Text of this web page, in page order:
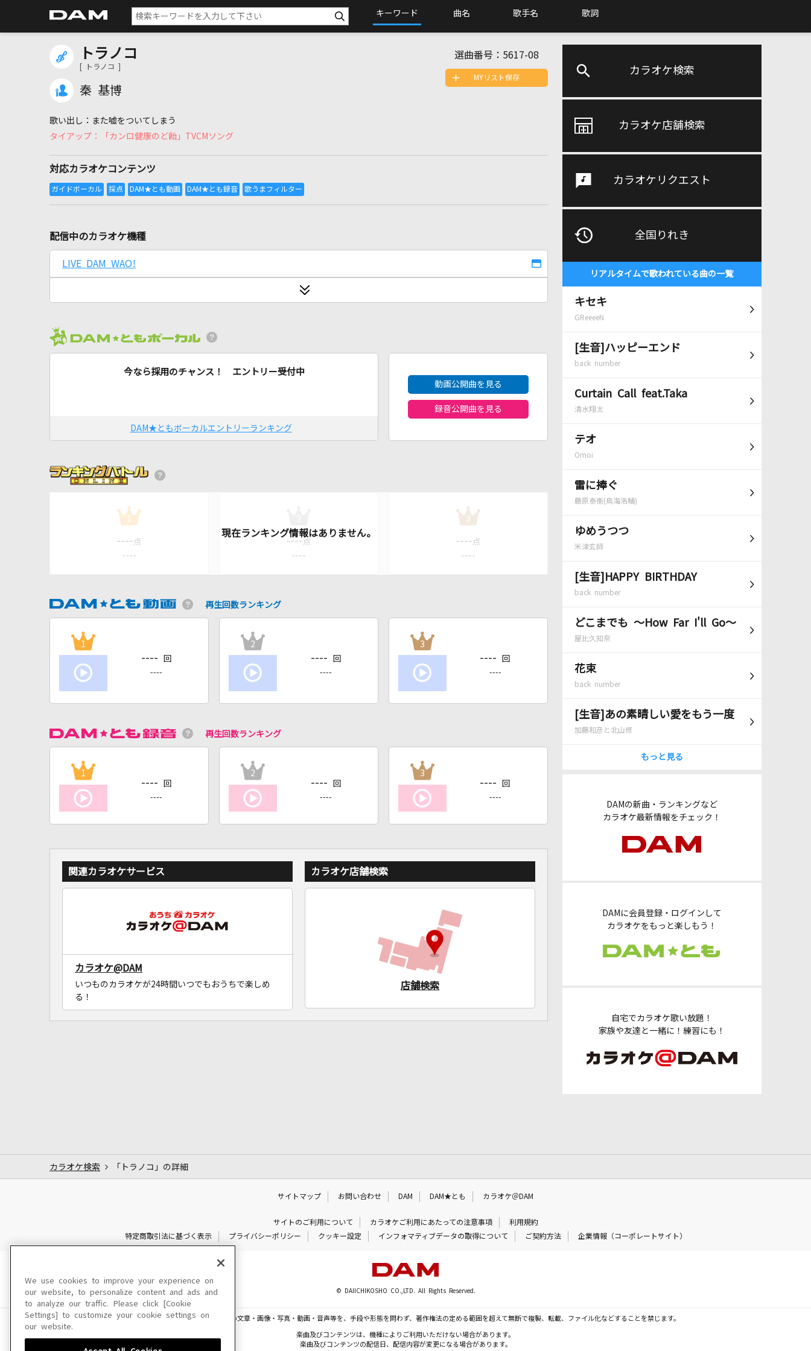
キーワード 曲名 歌手名 歌詞
カラオケ検索
カラオケ店舗検索
カラオケリクエスト
全国りれき
リアルタイムで歌われている曲の一覧
キセキ
GReeeeN
[生音]ハッピーエンド
back number
Curtain Call feat.Taka
清水翔太
テオ
Omoi
雷に捧ぐ
藤原泰衡(鳥海浩輔)
ゆめうつつ
米津玄師
[生音]HAPPY BIRTHDAY
back number
どこまでも ～How Far I'll Go～
屋比久知奈
花束
back number
[生音]あの素晴しい愛をもう一度
加藤和彦と北山修
もっと見る
DAMの新曲・ランキングなど
カラオケ最新情報をチェック！
DAMに会員登録・ログインして
カラオケをもっと楽しもう！
自宅でカラオケ歌い放題！
家族や友達と一緒に！練習にも！
トラノコ
[ トラノコ ]
秦 基博
選曲番号： 5617-08
また嘘をついてしまう
「カンロ健康のど飴」TVCMソング
対応カラオケコンテンツ
MYリスト保存
配信中のカラオケ機種
LIVE DAM WAO!
今なら採用のチャンス！ エントリー受付中
DAM★ともボーカルエントリーランキング
動画公開曲を見る
録音公開曲を見る
1
---- 点
----
---- 点
----
3
---- 点
----
再生回数ランキング
1
---- 回
----
2
---- 回
----
3
---- 回
----
再生回数ランキング
1
---- 回
----
2
---- 回
----
3
---- 回
----
関連カラオケサービス
カラオケ@DAM
いつものカラオケが24時間いつでもおうちで楽しめ
る！
カラオケ店舗検索
店舗検索
カラオケ検索 「トラノコ」の詳細
サイトマップ お問い合わせ DAM DAM★とも カラオケ＠DAM
サイトのご利用について カラオケご利用にあたっての注意事項
利用規約
特定商取引法に基づく表示
プライバシーポリシー クッキー設定 インフォマティブデータの取得について ご契約方法 企業情報（コーポレートサイト）
© DAIICHIKOSHO CO.,LTD. All Rights Reserved.
このサイトに掲載されている一切の文章・画像・写真・動画・音声等を、手段や形態を問わず、著作権法の定める範囲を超えて無断で複製、転載、ファイル化などすることを禁じます。
楽曲及びコンテンツは、機種によりご利用いただけない場合があります。
楽曲及びコンテンツの配信日、配信内容が変更になる場合があります。
We use cookies to improve your experience on
our website, to personalize content and ads and
to analyze our traffic. Please click [Cookie
Settings] to customize your cookie settings on
our website.